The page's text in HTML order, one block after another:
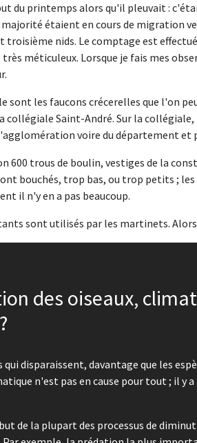
du printemps alors qu'il pleuvait :
étaient en cours de migration
troisième nids. Le comptage est
méticuleux. Lorsque je fais mes
sont les faucons crécerelles que l'on
collégiale Saint-André. Sur la
voire du département et
600 trous de boulin, vestiges de la
bouchés, trop bas, ou trop petits ;
il n'y en a pas beaucoup.
sont utilisés par les martinets.
des oiseaux,
disparaissent, davantage que les
n'est pas en cause pour tout ; il y
de la plupart des processus de